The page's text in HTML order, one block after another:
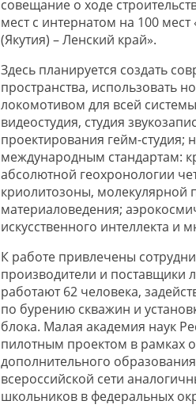
совещание о ходе
мест с интернатом на 100
(Якутия) – Ленский край».
Здесь планируется создать
пространства, использовать
локомотивом для всей
видеостудия, студия
проектирования гейм-студия;
международным стандартам:
абсолютной геохронологии
криолитозоны, молекулярной
материаловедения;
искусственного интеллекта и
К работе привлечены
производители и поставщики
работают 62 человека,
по бурению скважин и
блока. Малая академия наук
пилотным проектом в рамках
дополнительного
всероссийской сети
школьников в федеральных